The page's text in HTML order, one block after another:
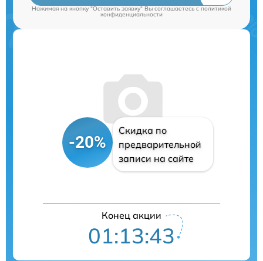
Нажимая на кнопку "Оставить заявку" Вы соглашаетесь c политикой
конфиденциальности
-20%
Скидка по
предварительной
записи на сайте
Конец акции
01:13:42